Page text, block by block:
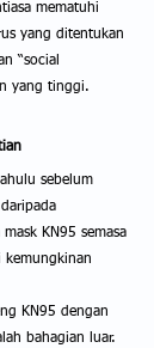
mematuhi
yang ditentukan
“social
yang tinggi.
sebelum
KN95 semasa
kemungkinan
KN95 dengan
bahagian luar.